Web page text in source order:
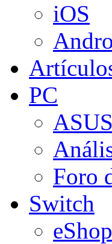
iOS
PC
Foro
Switch
eShop